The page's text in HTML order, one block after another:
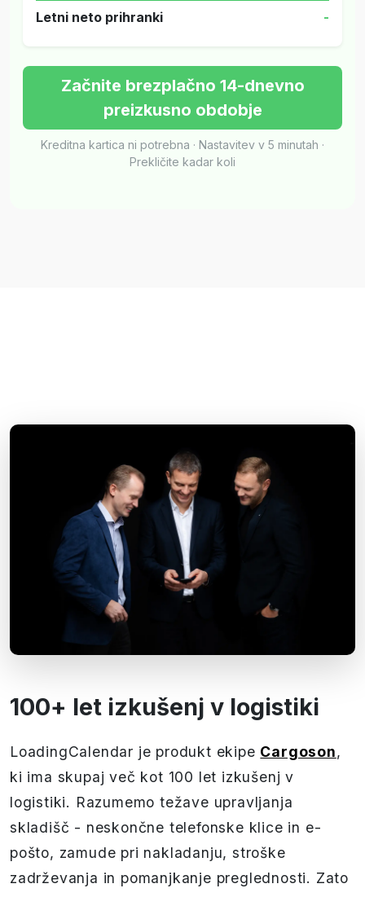
Letni neto prihranki -
Začnite brezplačno 14-dnevno
preizkusno obdobje
Kreditna kartica ni potrebna · Nastavitev v 5 minutah ·
Prekličite kadar koli
100+ let izkušenj v logistiki
LoadingCalendar je produkt ekipe Cargoson,
ki ima skupaj več kot 100 let izkušenj v
logistiki. Razumemo težave upravljanja
skladišč - neskončne telefonske klice in e-
pošto, zamude pri nakladanju, stroške
zadrževanja in pomanjkanje preglednosti. Zato